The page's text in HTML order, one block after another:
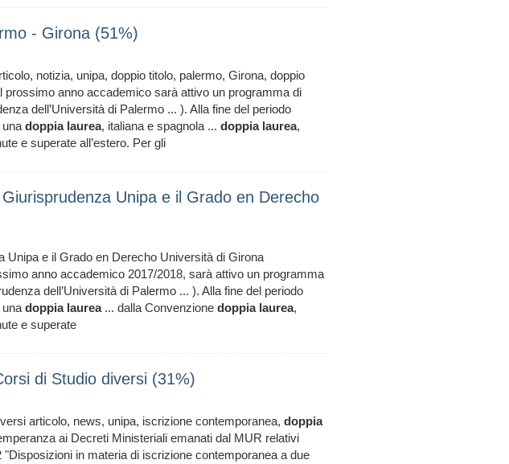
- Girona (51%)
notizia, unipa, doppio titolo, palermo, Girona, doppio
prossimo anno accademico sarà attivo un programma di
dell’Università di Palermo ... ). Alla fine del periodo
doppia laurea, italiana e spagnola ... doppia laurea,
e superate all’estero. Per gli
Unipa e il Grado en Derecho
e il Grado en Derecho Università di Girona
anno accademico 2017/2018, sarà attivo un programma
dell’Università di Palermo ... ). Alla fine del periodo
doppia laurea... dalla Convenzione doppia laurea,
e superate
di Studio diversi (31%)
articolo, news, unipa, iscrizione contemporanea, doppia
ai Decreti Ministeriali emanati dal MUR relativi
in materia di iscrizione contemporanea a due